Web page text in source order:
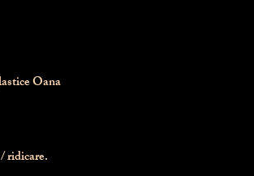
Oana
ridicare.